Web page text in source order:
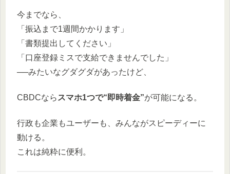
今までなら、
「振込まで1週間かかります」
「書類提出してください」
「口座登録ミスで支給できませんでした」
──みたいなグダグダがあったけど、
CBDCなら スマホ1つで“即時着金”が可能になる。
行政も企業もユーザーも、みんながスピーディーに
動ける。
これは純粋に便利。